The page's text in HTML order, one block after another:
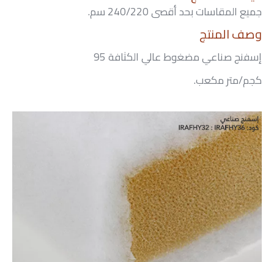
جميع المقاسات بحد أقصى 240/220 سم.
وصف المنتج
إسفنج صناعي مضغوط عالي الكثافة 95
كجم/متر مكعب.